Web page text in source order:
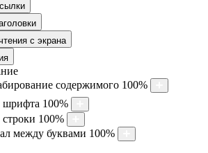
с экрана
содержимого 100%
шрифта 100%
100%
между буквами 100%